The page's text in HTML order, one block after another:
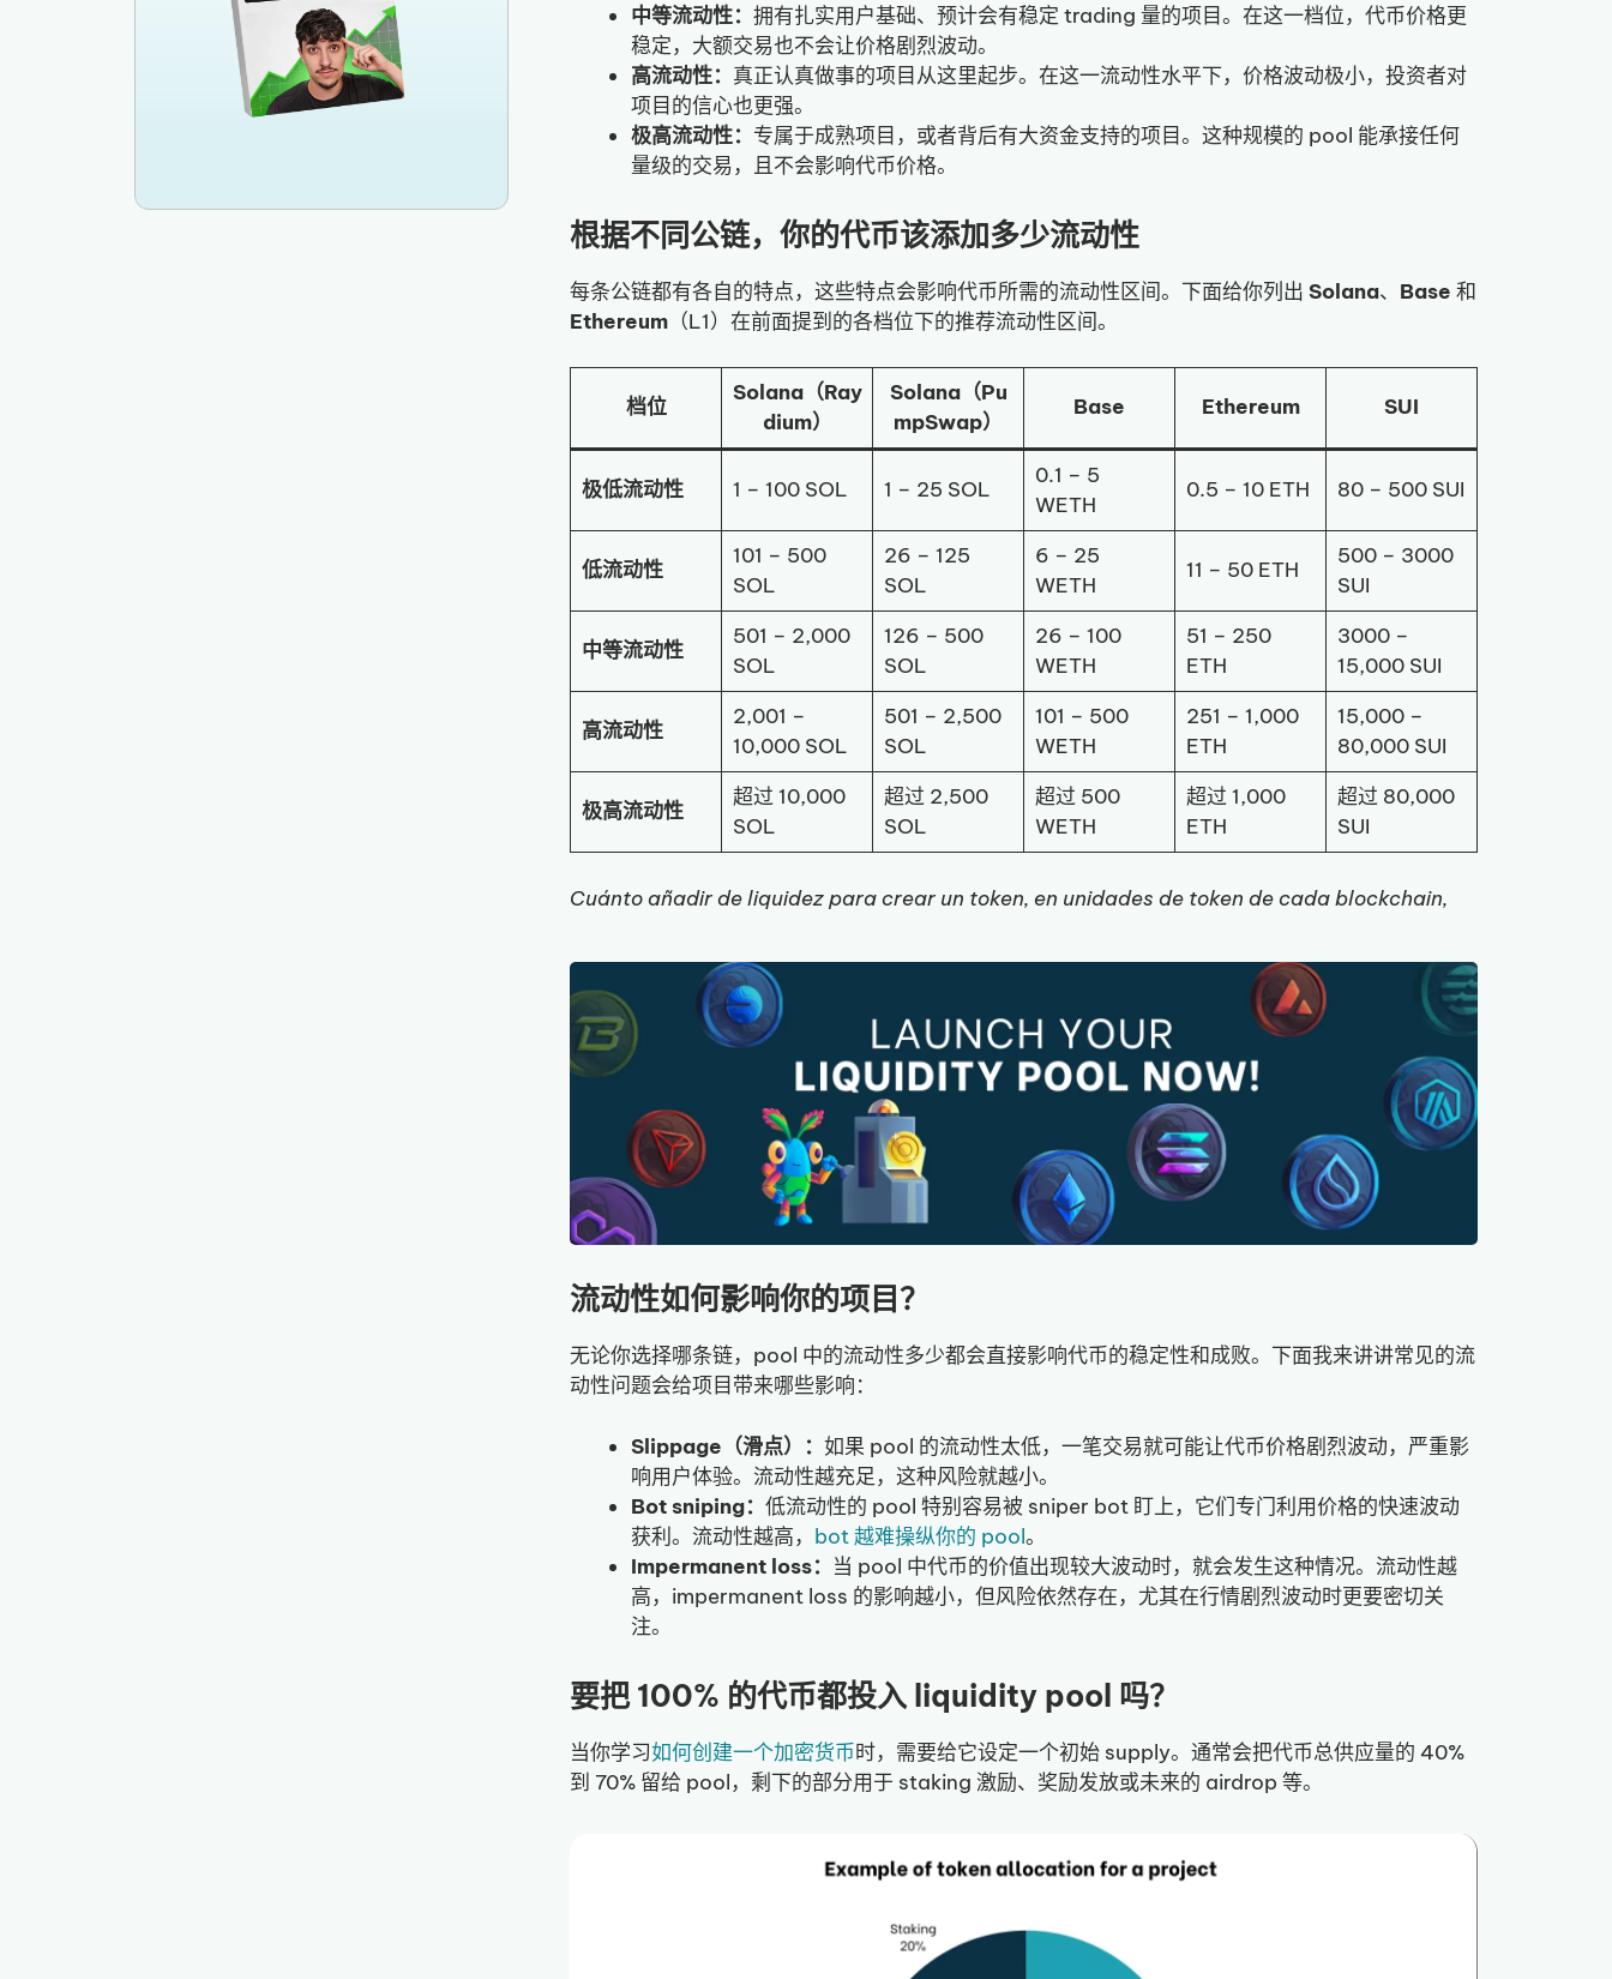
中等流动性： 拥有扎实用户基础、预计会有稳定 trading 量的项目。在这一档位，代币价格更
稳定，大额交易也不会让价格剧烈波动。
高流动性： 真正认真做事的项目从这里起步。在这一流动性水平下，价格波动极小，投资者对
项目的信心也更强。
极高流动性： 专属于成熟项目，或者背后有大资金支持的项目。这种规模的 pool 能承接任何
量级的交易，且不会影响代币价格。
根据不同公链，你的代币该添加多少流动性
每条公链都有各自的特点，这些特点会影响代币所需的流动性区间。下面给你列出 Solana、 Base 和
Ethereum （L1）在前面提到的各档位下的推荐流动性区间。
档位
Solana（Ray
dium）
Solana（Pu
mpSwap）
Base Ethereum SUI
极低流动性 1 – 100 SOL 1 – 25 SOL
0.1 – 5
WETH
0.5 – 10 ETH 80 – 500 SUI
低流动性
101 – 500
SOL
26 – 125
SOL
6 – 25
WETH
11 – 50 ETH
500 – 3000
SUI
中等流动性
501 – 2,000
SOL
126 – 500
SOL
26 – 100
WETH
51 – 250
ETH
3000 –
15,000 SUI
高流动性
2,001 –
10,000 SOL
501 – 2,500
SOL
101 – 500
WETH
251 – 1,000
ETH
15,000 –
80,000 SUI
极高流动性
超过 10,000
SOL
超过 2,500
SOL
超过 500
WETH
超过 1,000
ETH
超过 80,000
SUI
Cuánto añadir de liquidez para crear un token, en unidades de token de cada blockchain,
流动性如何影响你的项目？
无论你选择哪条链，pool 中的流动性多少都会直接影响代币的稳定性和成败。下面我来讲讲常见的流
动性问题会给项目带来哪些影响：
Slippage（滑点）： 如果 pool 的流动性太低，一笔交易就可能让代币价格剧烈波动，严重影
响用户体验。流动性越充足，这种风险就越小。
Bot sniping： 低流动性的 pool 特别容易被 sniper bot 盯上，它们专门利用价格的快速波动
获利。流动性越高， bot 越难操纵你的 pool。
Impermanent loss： 当 pool 中代币的价值出现较大波动时，就会发生这种情况。流动性越
高，impermanent loss 的影响越小，但风险依然存在，尤其在行情剧烈波动时更要密切关
注。
要把 100% 的代币都投入 liquidity pool 吗？
当你学习如何创建一个加密货币时，需要给它设定一个初始 supply。通常会把代币总供应量的 40%
到 70% 留给 pool，剩下的部分用于 staking 激励、奖励发放或未来的 airdrop 等。